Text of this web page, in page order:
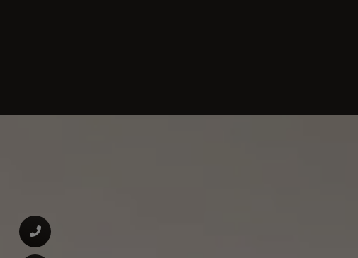
schließen